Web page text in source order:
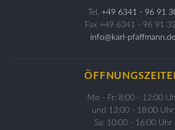
Tel. +49 6341 - 96 91
Fax +49 6341 - 96 91
info@karl-pfaffmann.de
Mo - Fr: 8:00 - 12:00
und 13:00 - 18:00 Uhr
Sa: 10:00 - 16:00 Uhr